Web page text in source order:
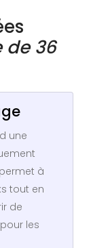
de 36
une
à
tout en
de
les